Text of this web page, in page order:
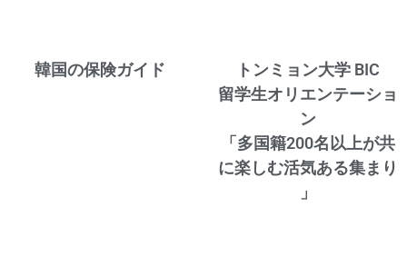
韓国の保険ガイド
トンミョン大学 BIC
留学生オリエンテーショ
ン
「多国籍200名以上が共
に楽しむ活気ある集まり
」